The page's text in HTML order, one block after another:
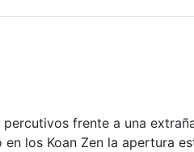
frente a una
los Koan Zen la apertura